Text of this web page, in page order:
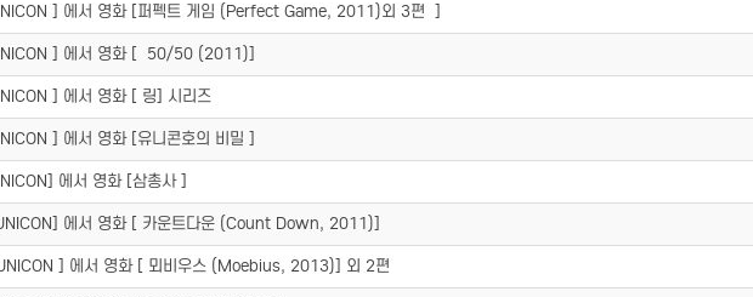
] 에서 영화 [퍼펙트 게임 (Perfect Game, 2011)외 3편 ]
] 에서 영화 [ 50/50 (2011)]
] 에서 영화 [ 링] 시리즈
] 에서 영화 [유니콘호의 비밀 ]
에서 영화 [삼총사 ]
에서 영화 [ 카운트다운 (Count Down, 2011)]
] 에서 영화 [ 뫼비우스 (Moebius, 2013)] 외 2편